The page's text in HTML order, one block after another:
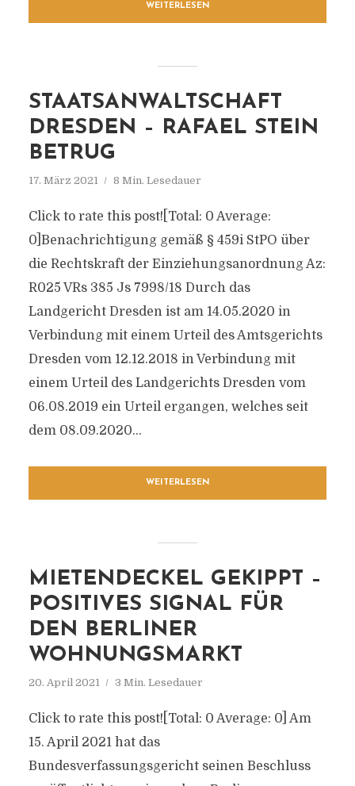
WEITERLESEN
STAATSANWALTSCHAFT
DRESDEN – RAFAEL STEIN
BETRUG
17. März 2021 8 Min. Lesedauer
Click to rate this post![Total: 0 Average:
0]Benachrichtigung gemäß § 459i StPO über
die Rechtskraft der Einziehungsanordnung Az:
R025 VRs 385 Js 7998/18 Durch das
Landgericht Dresden ist am 14.05.2020 in
Verbindung mit einem Urteil des Amtsgerichts
Dresden vom 12.12.2018 in Verbindung mit
einem Urteil des Landgerichts Dresden vom
06.08.2019 ein Urteil ergangen, welches seit
dem 08.09.2020...
WEITERLESEN
MIETENDECKEL GEKIPPT –
POSITIVES SIGNAL FÜR
DEN BERLINER
WOHNUNGSMARKT
20. April 2021 3 Min. Lesedauer
Click to rate this post![Total: 0 Average: 0] Am
15. April 2021 hat das
Bundesverfassungsgericht seinen Beschluss